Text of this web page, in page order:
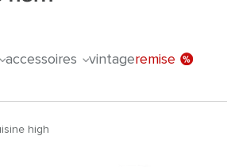
accessoires vintageremise
high